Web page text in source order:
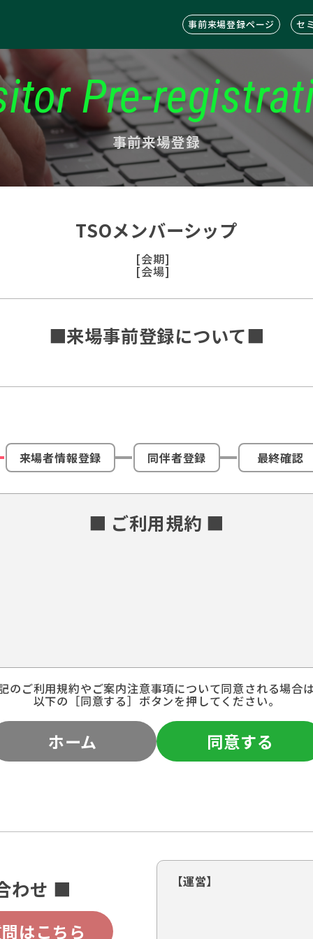
事前来場登録ページ セ
Pre-
事前来場登録
TSOメンバーシップ
[会期]
[会場]
■来場事前登録について■
来場者情報登録 同伴者登録 最終確認
■ ご利用規約 ■
のご利用規約やご案内注意事項について同意される場合
以下の［同意する］ボタンを押してください。
ホーム 同意する
わせ ■
はこちら
【運営】